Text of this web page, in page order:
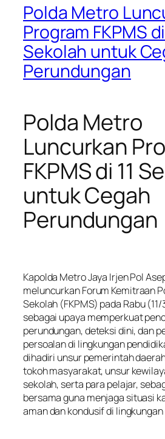
Polda Metro
Program FKPMS di
Sekolah untuk
Perundungan
Polda Metro
Luncurkan
FKPMS di 11
untuk Cegah
Perundungan
Kapolda Metro Jaya Irjen Pol
meluncurkan Forum Kemitraan
Sekolah (FKPMS) pada Rabu
sebagai upaya memperkuat
perundungan, deteksi dini, dan
persoalan di lingkungan
dihadiri unsur pemerintah
tokoh masyarakat, unsur
sekolah, serta para pelajar,
bersama guna menjaga situasi
aman dan kondusif di